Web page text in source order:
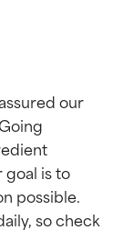
our
is to
possible.
so check